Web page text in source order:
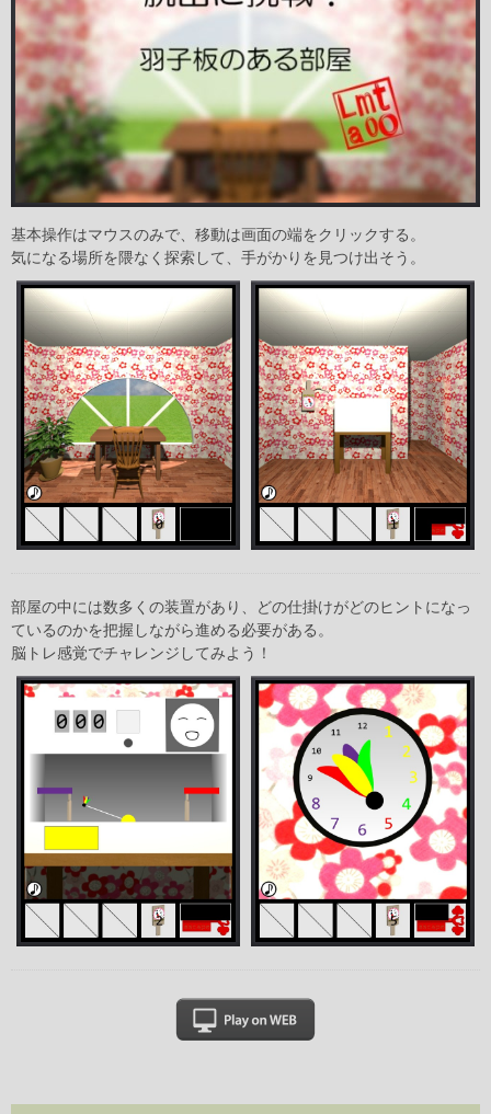
基本操作はマウスのみで、移動は画面の端をクリックする。
気になる場所を隈なく探索して、手がかりを見つけ出そう。
部屋の中には数多くの装置があり、どの仕掛けがどのヒントになっ
ているのかを把握しながら進める必要がある。
脳トレ感覚でチャレンジしてみよう！